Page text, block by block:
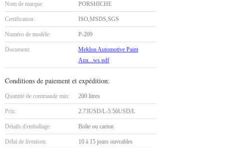
Nom de marque: PORSHICHE
Certification: ISO,MSDS,SGS
Numéro de modèle: P-209
Document:
Meklon Automotive Paint
Aux...ws.pdf
Conditions de paiement et expédition:
Quantité de commande min: 200 litres
Prix: 2.73USD/L-5.56USD/L
Détails d'emballage: Boîte ou carton
Délai de livraison: 10 à 15 jours ouvrables